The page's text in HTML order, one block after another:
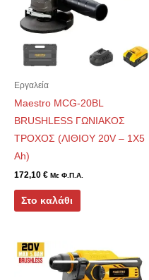
Εργαλεία
Maestro MCG-20BL
BRUSHLESS ΓΩΝΙΑΚΟΣ
ΤΡΟΧΟΣ (ΛΙΘΙΟΥ 20V – 1X5
Ah)
172,10 € Με Φ.Π.Α.
Στο καλάθι